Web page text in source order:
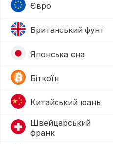
Євро
Британський фунт
Японська єна
Біткоїн
Китайський юань
Швейцарський
франк